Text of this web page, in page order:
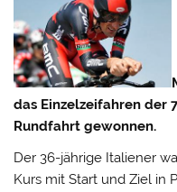
das Einzelzeifahren der
Rundfahrt gewonnen.
Der 36-jährige Italiener
Kurs mit Start und Ziel in